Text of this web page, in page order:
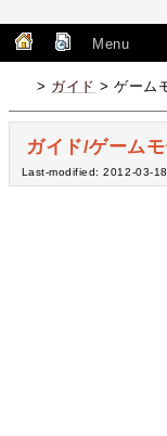
Menu
> ガイド > ゲーム
ガイド/ゲーム
Last-modified: 2012-03-